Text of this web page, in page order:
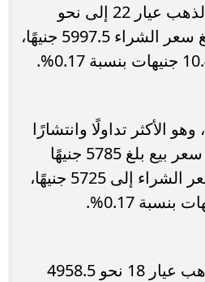
وصل سعر بيع جرام الذهب عيار 22 إلى نحو
6060.5 جنيهًا، فيما بلغ سعر الشراء 5997.5 جنيهًا،
سجل الذهب عيار 21، وهو الأكثر تداولًا وانتشارًا
في السوق المصرية، سعر بيع بلغ 5785 جنيهًا
للجرام، بينما وصل سعر الشراء إلى 5725 جنيهًا،
بلغ سعر بيع جرام الذهب عيار 18 نحو 4958.5